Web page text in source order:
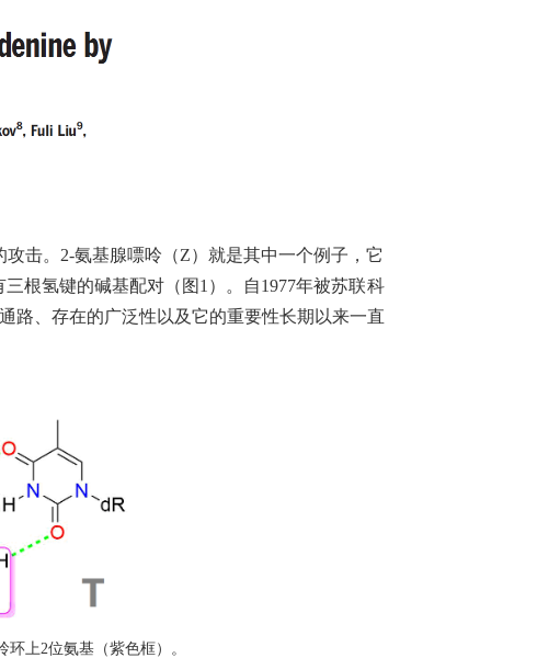
击。2-氨基腺嘌呤（Z）就是其中一个例子，它
根氢键的碱基配对（图1）。自1977年被苏联科
路、存在的广泛性以及它的重要性长期以来一直
上2位氨基（紫色框）。